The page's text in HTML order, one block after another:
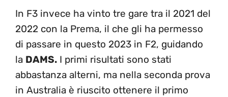
In F3 invece ha vinto tre gare tra il 2021 del
2022 con la Prema, il che gli ha permesso
di passare in questo 2023 in F2, guidando
la DAMS. I primi risultati sono stati
abbastanza alterni, ma nella seconda prova
in Australia è riuscito ottenere il primo